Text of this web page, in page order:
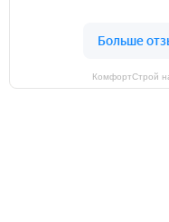
КомфортСтрой